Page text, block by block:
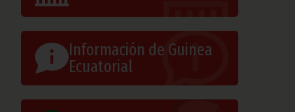
Información de Guinea
Ecuatorial